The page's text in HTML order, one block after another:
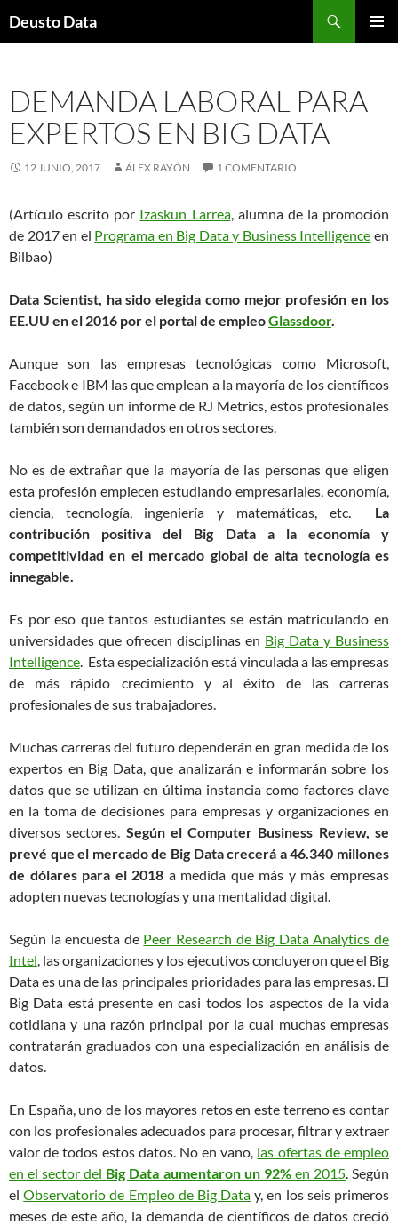
Deusto Data
DEMANDA LABORAL PARA
EXPERTOS EN BIG DATA
12 JUNIO, 2017 ÁLEX RAYÓN 1 COMENTARIO
(Artículo escrito por Izaskun Larrea, alumna de la promoción
de 2017 en el Programa en Big Data y Business Intelligence en
Bilbao)
Data Scientist, ha sido elegida como mejor profesión en los
EE.UU en el 2016 por el portal de empleoGlassdoor.
Aunque son las empresas tecnológicas como Microsoft,
Facebook e IBM las que emplean a la mayoría de los científicos
de datos, según un informe de RJ Metrics, estos profesionales
también son demandados en otros sectores.
No es de extrañar que la mayoría de las personas que eligen
esta profesión empiecen estudiando empresariales, economía,
ciencia, tecnología, ingeniería y matemáticas, etc. La
contribución positiva del Big Data a la economía y
competitividad en el mercado global de alta tecnología es
innegable.
Es por eso que tantos estudiantes se están matriculando en
universidades que ofrecen disciplinas en Big Data y Business
Intelligence. Esta especialización está vinculada a las empresas
de más rápido crecimiento y al éxito de las carreras
profesionales de sus trabajadores.
Muchas carreras del futuro dependerán en gran medida de los
expertos en Big Data, que analizarán e informarán sobre los
datos que se utilizan en última instancia como factores clave
en la toma de decisiones para empresas y organizaciones en
diversos sectores. Según el Computer Business Review, se
prevé que el mercado de Big Data crecerá a 46.340 millones
de dólares para el 2018 a medida que más y más empresas
adopten nuevas tecnologías y una mentalidad digital.
Según la encuesta de Peer Research de Big Data Analytics de
Intel, las organizaciones y los ejecutivos concluyeron que el Big
Data es una de las principales prioridades para las empresas. El
Big Data está presente en casi todos los aspectos de la vida
cotidiana y una razón principal por la cual muchas empresas
contratarán graduados con una especialización en análisis de
datos.
En España, uno de los mayores retos en este terreno es contar
con los profesionales adecuados para procesar, filtrar y extraer
valor de todos estos datos. No en vano, las ofertas de empleo
en el sector del Big Data aumentaron un 92%en 2015. Según
elObservatorio de Empleo de Big Data y, en los seis primeros
meses de este año, la demanda de científicos de datos creció